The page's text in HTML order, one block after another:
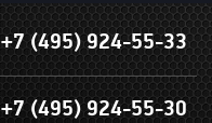
+7 (495) 924-55-33
+7 (495) 924-55-30